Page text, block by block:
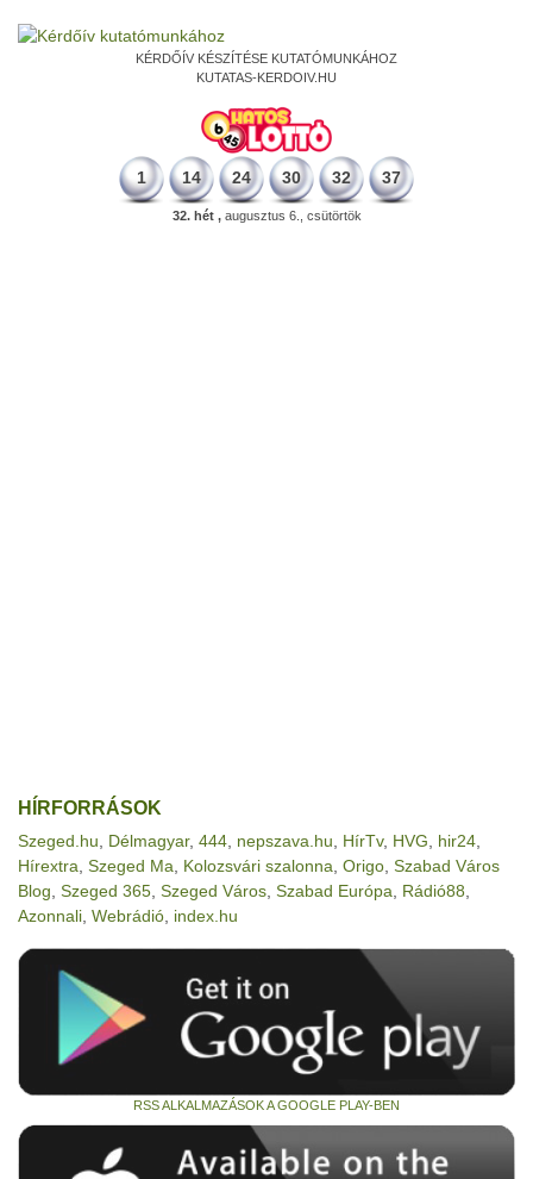
KÉRDŐÍV KÉSZÍTÉSE KUTATÓMUNKÁHOZ
KUTATAS-KERDOIV.HU
1 14 24 30 32 37
32. hét ,augusztus 6., csütörtök
HÍRFORRÁSOK
Szeged.hu Délmagyar, 444 nepszava.hu HírTv, HVG hir24
Hírextra Szeged Ma Kolozsvári szalonna Origo Szabad Város
Blog Szeged 365 Szeged Város Szabad Európa Rádió88
Azonnali Webrádió index.hu
RSS ALKALMAZÁSOK A GOOGLE PLAY-BEN